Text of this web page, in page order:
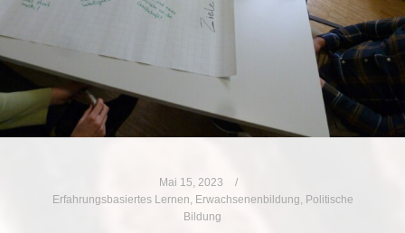
Mai 15, 2023
Erfahrungsbasiertes Lernen
Erwachsenenbildung
Politische
Bildung